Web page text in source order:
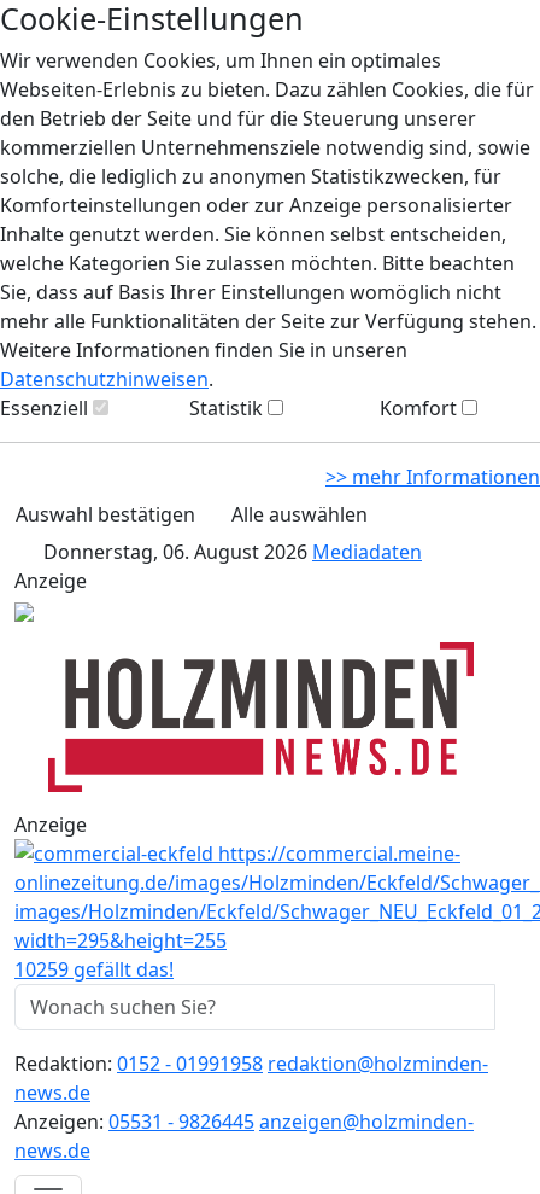
Cookie-Einstellungen
Wir verwenden Cookies, um Ihnen ein optimales
Webseiten-Erlebnis zu bieten. Dazu zählen Cookies, die für
den Betrieb der Seite und für die Steuerung unserer
kommerziellen Unternehmensziele notwendig sind, sowie
solche, die lediglich zu anonymen Statistikzwecken, für
Komforteinstellungen oder zur Anzeige personalisierter
Inhalte genutzt werden. Sie können selbst entscheiden,
welche Kategorien Sie zulassen möchten. Bitte beachten
Sie, dass auf Basis Ihrer Einstellungen womöglich nicht
mehr alle Funktionalitäten der Seite zur Verfügung stehen.
Weitere Informationen finden Sie in unseren
Datenschutzhinweisen.
Essenziell
Statistik Komfort
>> mehr Informationen
Auswahl bestätigen
Alle auswählen
Donnerstag, 06. August 2026 Mediadaten
Anzeige
Anzeige
10259 gefällt das!
Redaktion: 0152 - 01991958 redaktion@holzminden-
news.de
Anzeigen: 05531 - 9826445anzeigen@holzminden-
news.de